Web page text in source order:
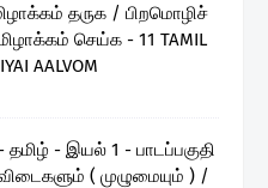
தருக / பிறமொழிச்
செய்க - 11 TAMIL
AALVOM
தமிழ் - இயல் 1 - பாடப்பகுதி
( முழுமையும் ) /